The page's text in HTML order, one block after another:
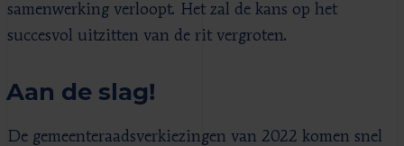
samenwerking verloopt. Het zal de kans op het
succesvol uitzitten van de rit vergroten.
Aan de slag!
De gemeenteraadsverkiezingen van 2022 komen snel